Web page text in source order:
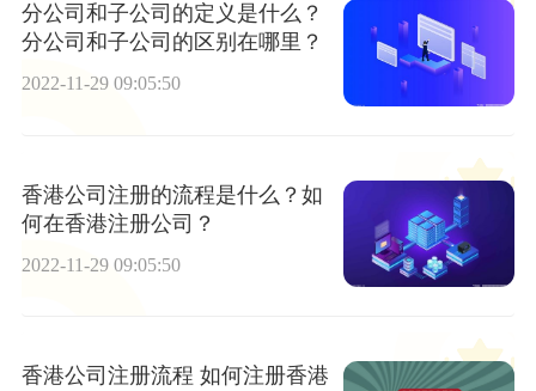
分公司和子公司的定义是什么？
分公司和子公司的区别在哪里？
2022-11-29 09:05:50
香港公司注册的流程是什么？如
何在香港注册公司？
2022-11-29 09:05:50
香港公司注册流程 如何注册香港